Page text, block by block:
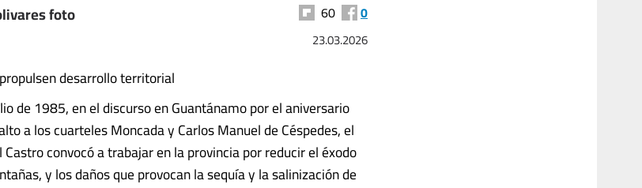
foto 60 0
23.03.2026
desarrollo territorial
de 1985, en el discurso en Guantánamo por el aniversario
a los cuarteles Moncada y Carlos Manuel de Céspedes, el
convocó a trabajar en la provincia por reducir el éxodo
y los daños que provocan la sequía y la salinización de